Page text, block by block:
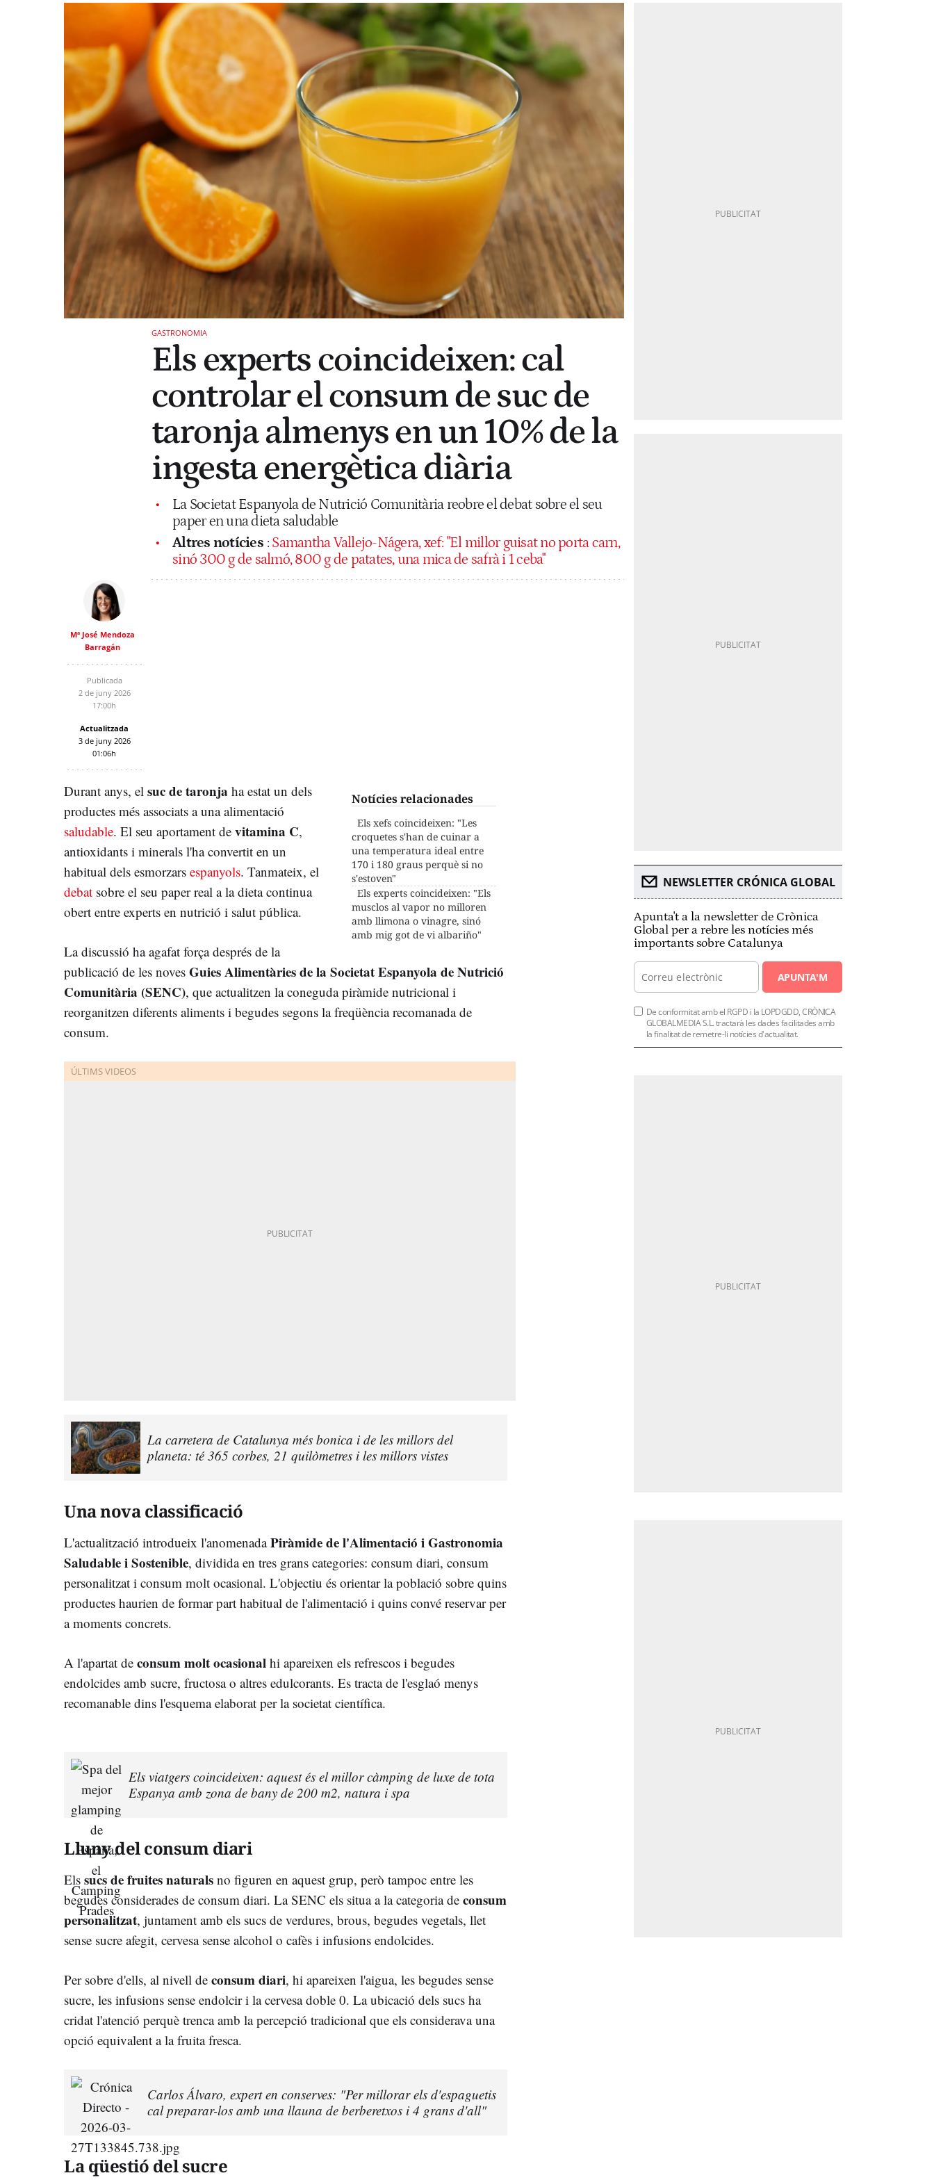
GASTRONOMIA
Els experts coincideixen: cal
controlar el consum de suc de
taronja almenys en un 10% de la
ingesta energètica diària
La Societat Espanyola de Nutrició Comunitària reobre el debat sobre el seu
paper en una dieta saludable
Altres notícies : Samantha Vallejo-Nágera, xef: "El millor guisat no porta carn,
sinó 300 g de salmó, 800 g de patates, una mica de safrà i 1 ceba"
Mª José Mendoza
Barragán
Publicada
2 de juny 2026
17:00h
Actualitzada
3 de juny 2026
01:06h
Notícies relacionades
Els xefs coincideixen: "Les
croquetes s'han de cuinar a
una temperatura ideal entre
170 i 180 graus perquè si no
s'estoven"
Els experts coincideixen: "Els
musclos al vapor no milloren
amb llimona o vinagre, sinó
amb mig got de vi albariño"
Durant anys, el suc de taronja ha estat un dels
productes més associats a una alimentació
saludable. El seu aportament de vitamina C,
antioxidants i minerals l'ha convertit en un
habitual dels esmorzars espanyols. Tanmateix, el
debat sobre el seu paper real a la dieta continua
obert entre experts en nutrició i salut pública.
La discussió ha agafat força després de la
publicació de les noves Guies Alimentàries de la Societat Espanyola de Nutrició
Comunitària (SENC), que actualitzen la coneguda piràmide nutricional i
reorganitzen diferents aliments i begudes segons la freqüència recomanada de
consum.
La carretera de Catalunya més bonica i de les millors del
planeta: té 365 corbes, 21 quilòmetres i les millors vistes
Una nova classificació
L'actualització introdueix l'anomenadaPiràmide de l'Alimentació i Gastronomia
Saludable i Sostenible, dividida en tres grans categories: consum diari, consum
personalitzat i consum molt ocasional. L'objectiu és orientar la població sobre quins
productes haurien de formar part habitual de l'alimentació i quins convé reservar per
a moments concrets.
A l'apartat de consum molt ocasional hi apareixen els refrescos i begudes
endolcides amb sucre, fructosa o altres edulcorants. Es tracta de l'esglaó menys
recomanable dins l'esquema elaborat per la societat científica.
Els viatgers coincideixen: aquest és el millor càmping de luxe de tota
Espanya amb zona de bany de 200 m2, natura i spa
Lluny del consum diari
Els sucs de fruites naturals no figuren en aquest grup, però tampoc entre les
begudes considerades de consum diari. La SENC els situa a la categoria de consum
personalitzat, juntament amb els sucs de verdures, brous, begudes vegetals, llet
sense sucre afegit, cervesa sense alcohol o cafès i infusions endolcides.
Per sobre d'ells, al nivell de consum diari, hi apareixen l'aigua, les begudes sense
sucre, les infusions sense endolcir i la cervesa doble 0. La ubicació dels sucs ha
cridat l'atenció perquè trenca amb la percepció tradicional que els considerava una
opció equivalent a la fruita fresca.
Carlos Álvaro, expert en conserves: "Per millorar els d'espaguetis
cal preparar-los amb una llauna de berberetxos i 4 grans d'all"
La qüestió del sucre
NEWSLETTER CRÓNICA GLOBAL
Apunta't a la newsletter de Crònica
Global per a rebre les notícies més
importants sobre Catalunya
APUNTA'M
De conformitat amb el RGPD i la LOPDGDD, CRÒNICA
GLOBALMEDIA S.L. tractarà les dades facilitades amb
la finalitat de remetre-li notícies d'actualitat.